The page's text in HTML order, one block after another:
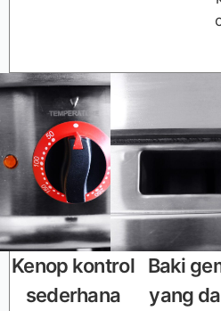
Kenop kontrol
sederhana
Baki
yang